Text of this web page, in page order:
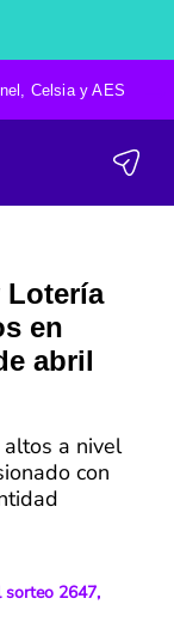
Celsia y AES
Lotería
en
abril
a nivel
con
sorteo 2647,